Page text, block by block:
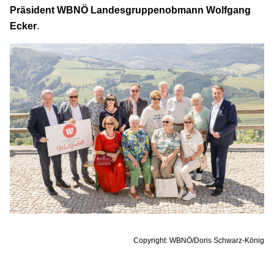
Präsident WBNÖ Landesgruppenobmann Wolfgang
Ecker.
Copyright: WBNÖ/Doris Schwarz-König